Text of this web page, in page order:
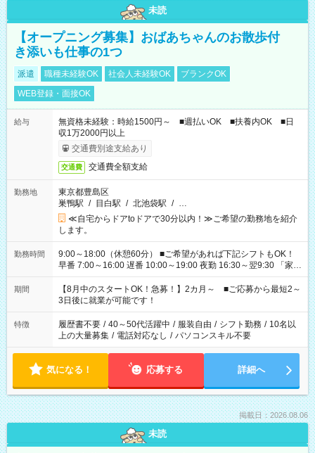
未読
【オープニング募集】おばあちゃんのお散歩付
き添いも仕事の1つ
派遣 職種未経験OK 社会人未経験OK
ブランクOK
WEB登録・面接OK
給与
無資格未経験：時給1500円～ ■週払いOK ■扶養内OK ■日
収1万2000円以上
交通費別途支給あり
交通費 交通費全額支給
勤務地
東京都豊島区
巣鴨駅 / 目白駅 / 北池袋駅 / …
≪自宅からドアtoドアで30分以内！≫ご希望の勤務地を紹介
します。
勤務時間
9:00～18:00（休憩60分） ■ご希望があれば下記シフトもOK！
早番 7:00～16:00 遅番 10:00～19:00 夜勤 16:30～翌9:30 「家族
と休みを合わせたい」 「余裕を持って夕飯の準備がしたい」
「できれば残業はしたくない」 など、ご希望を教えてください
ね。 ※Wワーク希望の方へ 今ご覧のお仕事で希望する勤務時間
と、もう1つのお仕事の勤務時間。 合計で週40時間を超える場
合は応募できません。
期間
【8月中のスタートOK！急募！】2カ月～ ■ご応募から最短2～
3日後に就業が可能です！
特徴 履歴書不要 / 40～50代活躍中 / 服装自由 / シフト勤務 / 10名以
上の大量募集 / 電話対応なし / パソコンスキル不要
気になる！ 応募する 詳細へ
掲載日：2026.08.06
未読